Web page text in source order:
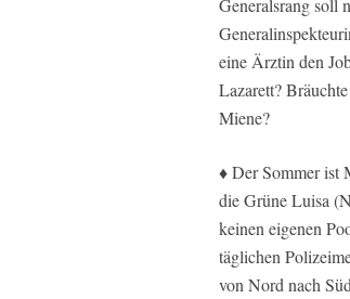
Generalsrang soll
eine Ärztin den
Lazarett?
Miene?
♦ Der Sommer ist
die Grüne Luisa
keinen eigenen
täglichen
von Nord nach